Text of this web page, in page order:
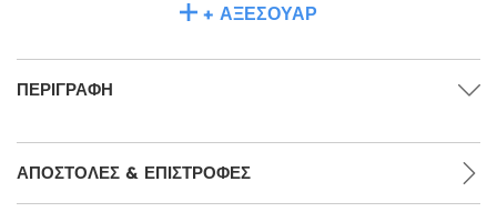
+ ΑΞΕΣΟΥΆΡ
ΠΕΡΙΓΡΑΦΉ
ΑΠΟΣΤΟΛΈΣ & ΕΠΙΣΤΡΟΦΈΣ